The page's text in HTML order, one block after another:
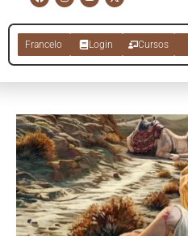
Francelo Login Cursos